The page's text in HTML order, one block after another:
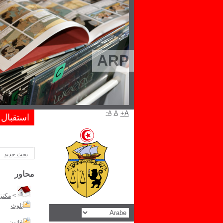
ARP
بحث جديد
محاور
>
تلوث
استقبال A- A A+